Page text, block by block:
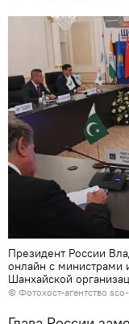
Президент России
онлайн с министрами
Шанхайской
© Фотохост-агентство